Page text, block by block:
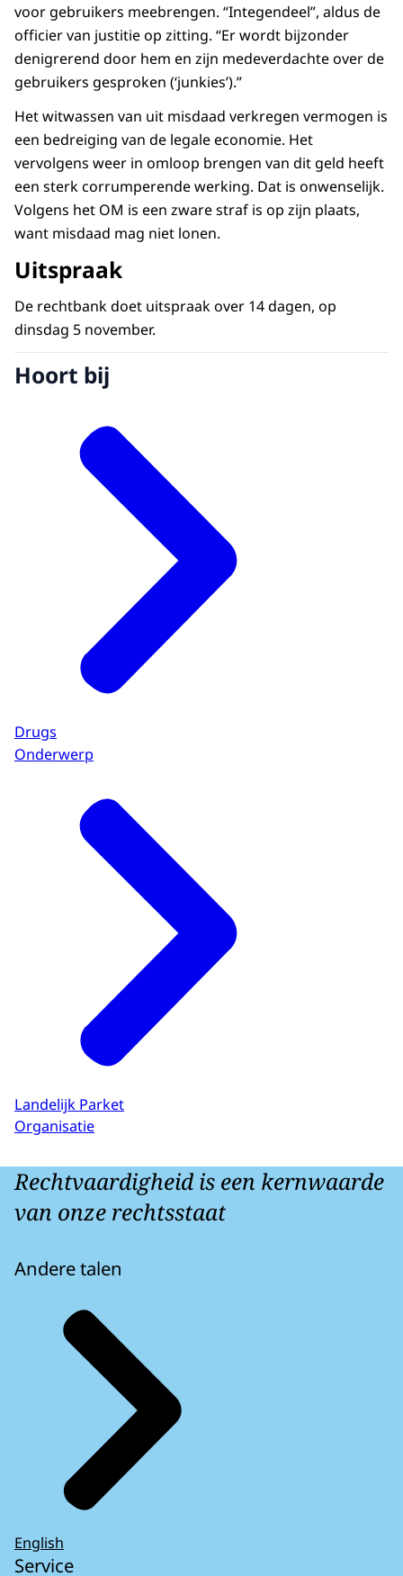
voor gebruikers meebrengen. “Integendeel”, aldus de
officier van justitie op zitting. “Er wordt bijzonder
denigrerend door hem en zijn medeverdachte over de
gebruikers gesproken (‘junkies’).”
Het witwassen van uit misdaad verkregen vermogen is
een bedreiging van de legale economie. Het
vervolgens weer in omloop brengen van dit geld heeft
een sterk corrumperende werking. Dat is onwenselijk.
Volgens het OM is een zware straf is op zijn plaats,
want misdaad mag niet lonen.
Uitspraak
De rechtbank doet uitspraak over 14 dagen, op
dinsdag 5 november.
Hoort bij
Drugs
Onderwerp
Landelijk Parket
Organisatie
Rechtvaardigheid is een kernwaarde
van onze rechtsstaat
Andere talen
English
Service